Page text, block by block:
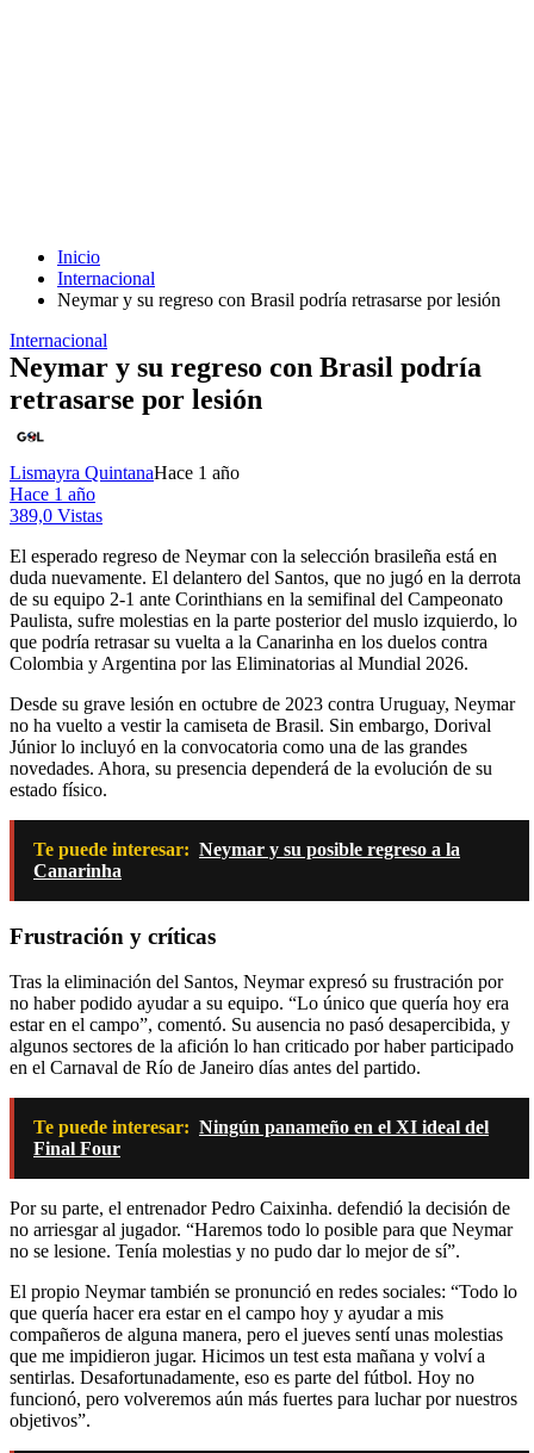
Inicio
Internacional
Neymar y su regreso con Brasil podría retrasarse por lesión
Internacional
Neymar y su regreso con Brasil podría
retrasarse por lesión
Lismayra QuintanaHace 1 año
Hace 1 año
389,0 Vistas
El esperado regreso de Neymar con la selección brasileña está en
duda nuevamente. El delantero del Santos, que no jugó en la derrota
de su equipo 2-1 ante Corinthians en la semifinal del Campeonato
Paulista, sufre molestias en la parte posterior del muslo izquierdo, lo
que podría retrasar su vuelta a la Canarinha en los duelos contra
Colombia y Argentina por las Eliminatorias al Mundial 2026.
Desde su grave lesión en octubre de 2023 contra Uruguay, Neymar
no ha vuelto a vestir la camiseta de Brasil. Sin embargo, Dorival
Júnior lo incluyó en la convocatoria como una de las grandes
novedades. Ahora, su presencia dependerá de la evolución de su
estado físico.
Te puede interesar: Neymar y su posible regreso a la
Canarinha
Frustración y críticas
Tras la eliminación del Santos, Neymar expresó su frustración por
no haber podido ayudar a su equipo. “Lo único que quería hoy era
estar en el campo”, comentó. Su ausencia no pasó desapercibida, y
algunos sectores de la afición lo han criticado por haber participado
en el Carnaval de Río de Janeiro días antes del partido.
Te puede interesar: Ningún panameño en el XI ideal del
Final Four
Por su parte, el entrenador Pedro Caixinha. defendió la decisión de
no arriesgar al jugador. “Haremos todo lo posible para que Neymar
no se lesione. Tenía molestias y no pudo dar lo mejor de sí”.
El propio Neymar también se pronunció en redes sociales: “Todo lo
que quería hacer era estar en el campo hoy y ayudar a mis
compañeros de alguna manera, pero el jueves sentí unas molestias
que me impidieron jugar. Hicimos un test esta mañana y volví a
sentirlas. Desafortunadamente, eso es parte del fútbol. Hoy no
funcionó, pero volveremos aún más fuertes para luchar por nuestros
objetivos”.